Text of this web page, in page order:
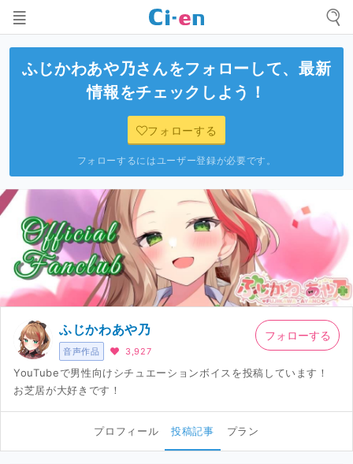
ふじかわあや乃さんをフォローして、最新
情報をチェックしよう！
フォローする
フォローするにはユーザー登録が必要です。
音声作品
ふじかわあや乃
3,927
YouTubeで男性向けシチュエーションボイスを投稿しています！
お芝居が大好きです！
フォローする
プロフィール 投稿記事 プラン